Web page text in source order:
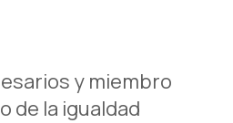
y miembro
de la igualdad